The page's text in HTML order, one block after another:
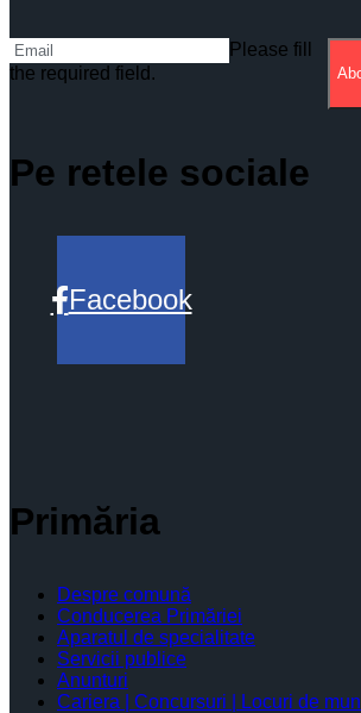
Please fill
the required field.
Pe retele sociale
Facebook
Primăria
Despre comună
Conducerea Primăriei
Aparatul de specialitate
Servicii publice
Anunturi
Cariera | Concursuri | Locuri de